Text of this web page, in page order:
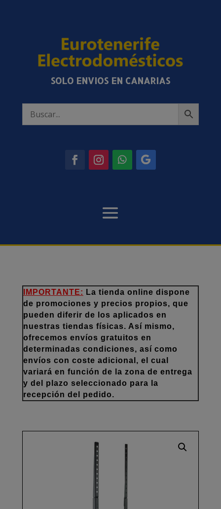
SOLO ENVIOS EN CANARIAS
IMPORTANTE: La tienda online dispone
de promociones y precios propios, que
pueden diferir de los aplicados en
nuestras tiendas físicas. Así mismo,
ofrecemos envíos gratuitos en
determinadas condiciones, así como
envíos con coste adicional, el cual
variará en función de la zona de entrega
y del plazo seleccionado para la
recepción del pedido.